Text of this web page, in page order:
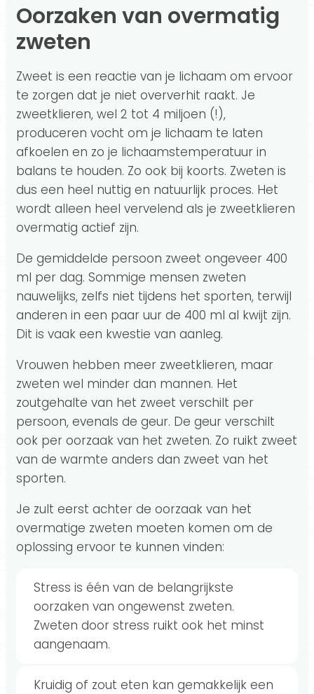
Oorzaken van overmatig
zweten
Zweet is een reactie van je lichaam om ervoor
te zorgen dat je niet oververhit raakt. Je
zweetklieren, wel 2 tot 4 miljoen (!),
produceren vocht om je lichaam te laten
afkoelen en zo je lichaamstemperatuur in
balans te houden. Zo ook bij koorts. Zweten is
dus een heel nuttig en natuurlijk proces. Het
wordt alleen heel vervelend als je zweetklieren
overmatig actief zijn.
De gemiddelde persoon zweet ongeveer 400
ml per dag. Sommige mensen zweten
nauwelijks, zelfs niet tijdens het sporten, terwijl
anderen in een paar uur de 400 ml al kwijt zijn.
Dit is vaak een kwestie van aanleg.
Vrouwen hebben meer zweetklieren, maar
zweten wel minder dan mannen. Het
zoutgehalte van het zweet verschilt per
persoon, evenals de geur. De geur verschilt
ook per oorzaak van het zweten. Zo ruikt zweet
van de warmte anders dan zweet van het
sporten.
Je zult eerst achter de oorzaak van het
overmatige zweten moeten komen om de
oplossing ervoor te kunnen vinden:
Stress is één van de belangrijkste
oorzaken van ongewenst zweten.
Zweten door stress ruikt ook het minst
aangenaam.
Kruidig of zout eten kan gemakkelijk een